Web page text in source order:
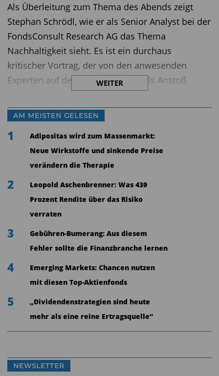
Als Überleitung zum Thema des Abends zeigt
Stephan Schrödl, wie er als Senior Analyst bei der
FondsConsult Research AG das Thema
Nachhaltigkeit sieht. Es ist ein durchaus
kritischer Vortrag, der von den anwesenden
Experten auf dem Podium gerne als Anstoß
aufgenommen und sofort heiß diskutiert wird.
Denn wenn es um ESG (Environmental, Social
and Governance) in der Finanzbranche geht, gibt
es derzeit viel zu berichten: Die EU-Kommission
auf die Finanzindustrie, ESG-Kriterien stärker in
den Produkten und bei der Beratung zu
berücksichtigen. Die Fondsbranche hat die
Forderungen der Politik bereits sehr aktiv
aufgenommen und bietet vermehrt solche
WEITER
AM MEISTEN GELESEN
1
Adipositas wird zum Massenmarkt:
Neue Wirkstoffe und sinkende Preise
verändern die Therapie
2
Leopold Aschenbrenner: Was 439
Prozent Rendite über das Risiko
verraten
3
Gebühren-Bumerang: Aus diesem
Fehler sollte die Finanzbranche lernen
4
Emerging Markets: Chancen nutzen
mit diesen Top-Aktienfonds
5
„Dividendenstrategien sind heute
mehr als eine reine Ertragsquelle“
NEWSLETTER